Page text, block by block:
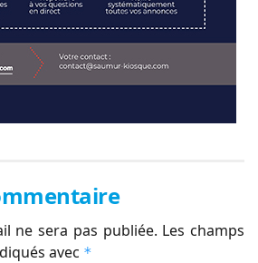
ne sera pas publiée. Les champs
avec *